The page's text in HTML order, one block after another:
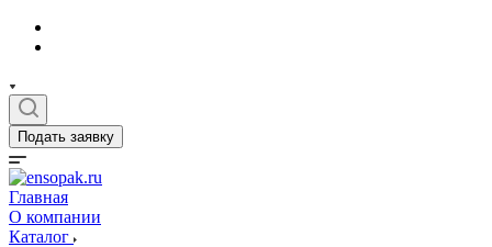
Подать заявку
Главная
О компании
Каталог